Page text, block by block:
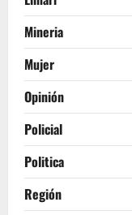
Mineria
Mujer
Opinión
Policial
Politica
Región